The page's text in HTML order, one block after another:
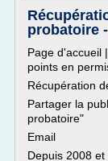
probatoire
Page d'accueil
points en
Récupération
Partager la
probatoire"
Email
Depuis 2008